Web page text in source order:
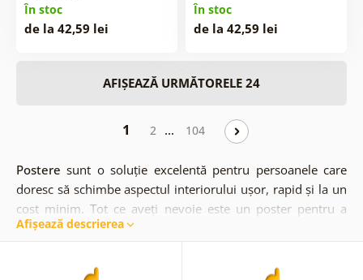
În stoc
de la 42,59 lei
În stoc
de la 42,59 lei
AFIȘEAZĂ URMĂTORELE 24
1 2 … 104
Posteresunt o soluție excelentă pentru persoanele care
doresc să schimbe aspectul interiorului ușor, rapid și la un
cost minim.Tot ce aveți nevoie este un poster pentru a
inspira un nou personaj în cameră. Dacă doriți ceva mai
care o să creeze o atmosferă tematică. Posterul
Afișează descrierea